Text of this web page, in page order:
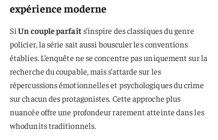
expérience moderne
SiUn couple parfait s’inspire des classiques du genre
policier, la série sait aussi bousculer les conventions
établies. L’enquête ne se concentre pas uniquement sur la
recherche du coupable, mais s’attarde sur les
répercussions émotionnelles et psychologiques du crime
sur chacun des protagonistes. Cette approche plus
nuancée offre une profondeur rarement atteinte dans les
whodunits traditionnels.